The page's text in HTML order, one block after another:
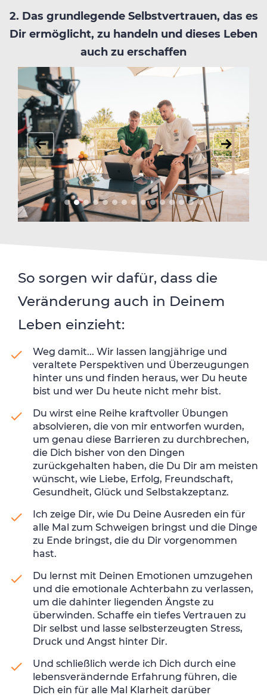
2. Das grundlegende Selbstvertrauen, das es
Dir ermöglicht, zu handeln und dieses Leben
auch zu erschaffen
So sorgen wir dafür, dass die
Veränderung auch in Deinem
Leben einzieht:
Weg damit... Wir lassen langjährige und
veraltete Perspektiven und Überzeugungen
hinter uns und finden heraus, wer Du heute
bist und wer Du heute nicht mehr bist.
Du wirst eine Reihe kraftvoller Übungen
absolvieren, die von mir entworfen wurden,
um genau diese Barrieren zu durchbrechen,
die Dich bisher von den Dingen
zurückgehalten haben, die Du Dir am meisten
wünscht, wie Liebe, Erfolg, Freundschaft,
Gesundheit, Glück und Selbstakzeptanz.
Ich zeige Dir, wie Du Deine Ausreden ein für
alle Mal zum Schweigen bringst und die Dinge
zu Ende bringst, die du Dir vorgenommen
hast.
Du lernst mit Deinen Emotionen umzugehen
und die emotionale Achterbahn zu verlassen,
um die dahinter liegenden Ängste zu
überwinden. Schaffe ein tiefes Vertrauen zu
Dir selbst und lasse selbsterzeugten Stress,
Druck und Angst hinter Dir.
Und schließlich werde ich Dich durch eine
lebensverändernde Erfahrung führen, die
Dich ein für alle Mal Klarheit darüber